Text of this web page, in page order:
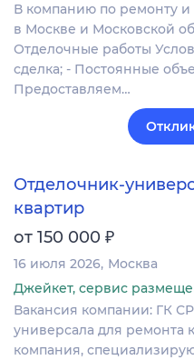
В компанию по ремонту и
в Москве и Московской
Отделочные работы
сделка; - Постоянные
Предоставляем…
Отделочник-
квартир
от 150 000 ₽
16 июля 2026 Москва
Джейкет, сервис
Вакансия компании: ГК
универсала для ремонта
компания,